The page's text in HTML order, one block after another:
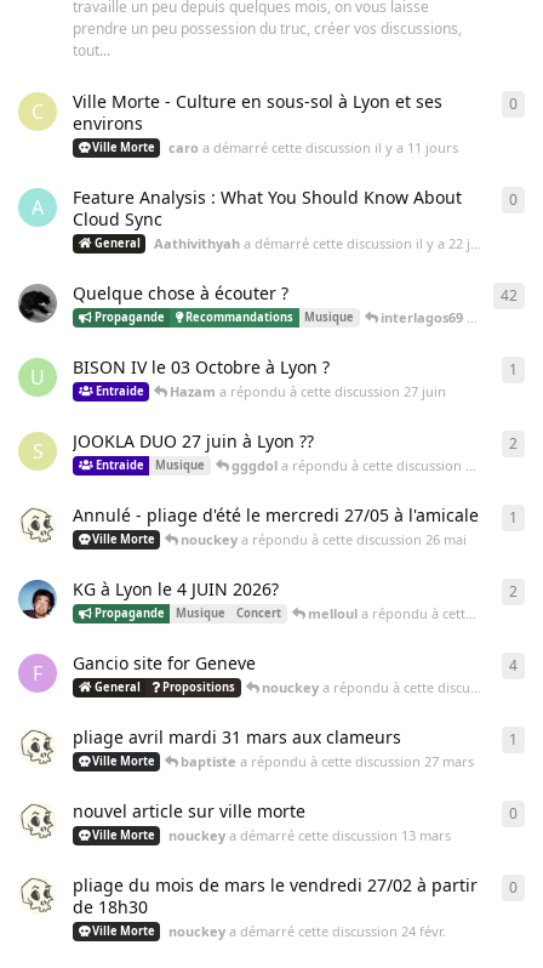
travaille un peu depuis quelques mois, on vous laisse
prendre un peu possession du truc, créer vos discussions,
tout...
C
Ville Morte - Culture en sous-sol à Lyon et ses
environs
Ville Morte caro a démarré cette discussion il y a 11 jours
0
A
Feature Analysis : What You Should Know About
Cloud Sync
General Aathivithyah a démarré cette discussion il y a 22 jours
0
Quelque chose à écouter ?
Propagande Recommandations Musique interlagos69
42
U BISON IV le 03 Octobre à Lyon ?
Entraide Hazam a répondu à cette discussion27 juin
1
S JOOKLA DUO 27 juin à Lyon ??
Entraide Musique gggdola répondu à cette discussion 3 juin
2
Annulé - pliage d'été le mercredi 27/05 à l'amicale
Ville Morte nouckey a répondu à cette discussion26 mai
1
KG à Lyon le 4 JUIN 2026?
Propagande Musique Concert melloul a répondu à cette discussion
2
F Gancio site for Geneve
General Propositions nouckeya répondu à cette discussion
4
pliage avril mardi 31 mars aux clameurs
Ville Morte baptiste a répondu à cette discussion27 mars
1
nouvel article sur ville morte
Ville Morte nouckey a démarré cette discussion 13 mars
0
pliage du mois de mars le vendredi 27/02 à partir
de 18h30
Ville Morte nouckey a démarré cette discussion24 févr.
0